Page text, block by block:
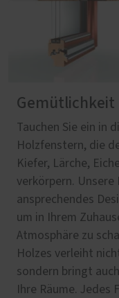
Gemütlichkeit
Tauchen Sie ein in
Holzfenstern, die
Kiefer, Lärche,
verkörpern. Unsere
ansprechendes
um in Ihrem
Atmosphäre zu
Holzes verleiht
sondern bringt
Ihre Räume.